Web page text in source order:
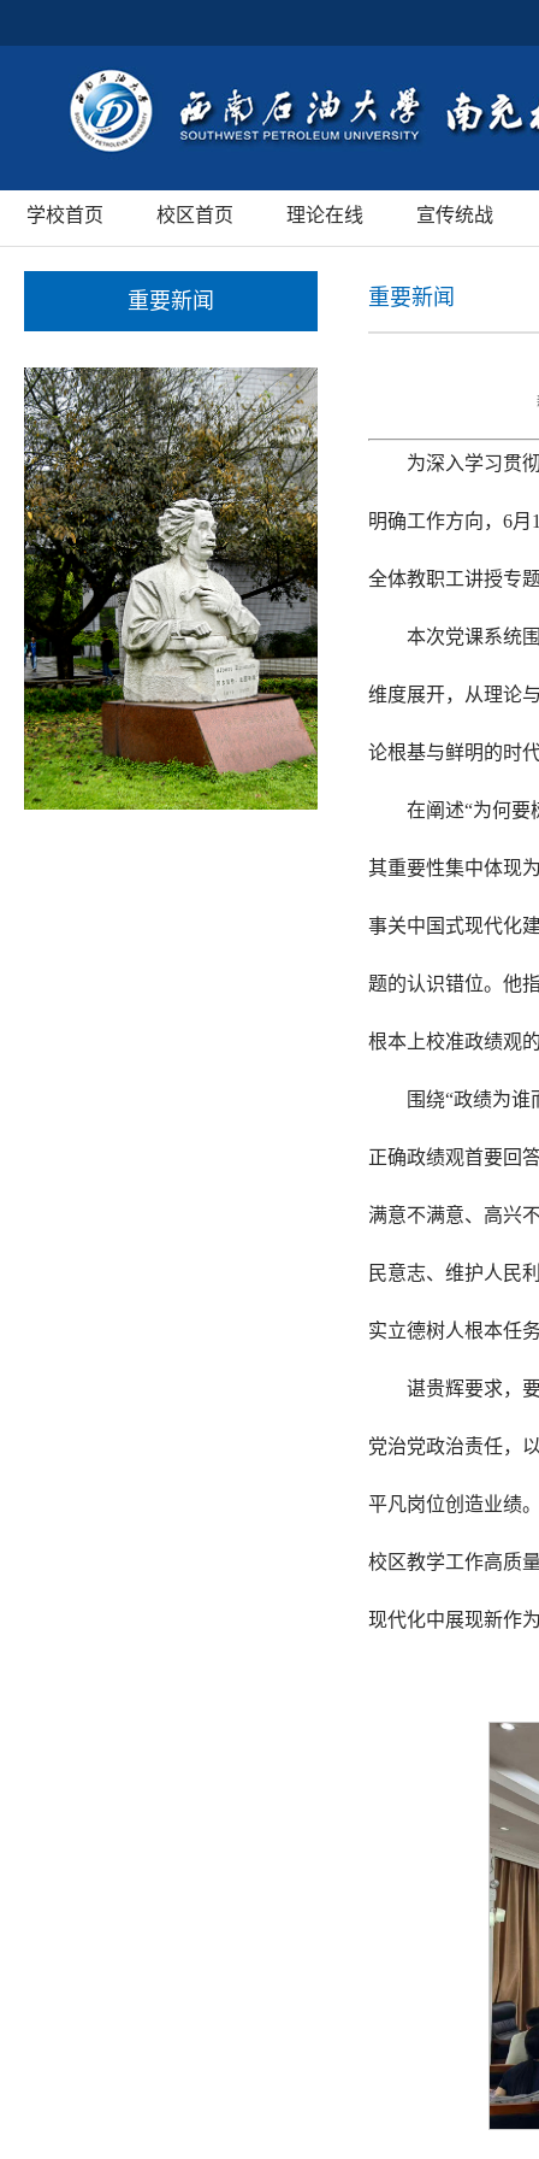
学校首页 校区首页 理论在线 宣传统战
重要新闻 重要新闻
为深入学习贯
明确工作方向，6
全体教职工讲授专
本次党课系统
维度展开，从理论
论根基与鲜明的时
在阐述“为何要
其重要性集中体现
事关中国式现代化
题的认识错位。他
根本上校准政绩观
围绕“政绩为
正确政绩观首要回
满意不满意、高兴
民意志、维护人民
实立德树人根本任
谌贵辉要求，
党治党政治责任，
平凡岗位创造业绩
校区教学工作高质
现代化中展现新作